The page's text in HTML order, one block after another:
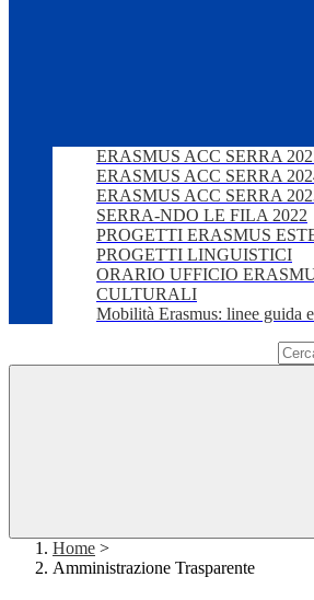
ERASMUS ACC SERRA
ERASMUS ACC SERRA
ERASMUS ACC SERRA
SERRA-NDO LE FILA 2022
PROGETTI ERASMUS
PROGETTI LINGUISTICI
ORARIO UFFICIO
CULTURALI
Mobilità Erasmus: linee guida
Home >
Amministrazione Trasparente